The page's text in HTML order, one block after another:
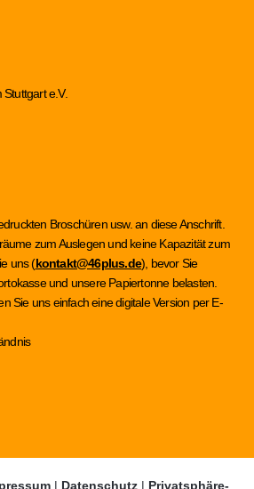
e.V.
Broschüren usw. an diese Anschrift.
zum Auslegen und keine Kapazität zum
uns (kontakt@46plus.de), bevor Sie
und unsere Papiertonne belasten.
Sie uns einfach eine digitale Version per E-
| Datenschutz | Privatsphäre-